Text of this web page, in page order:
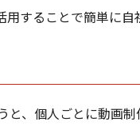
することで簡単に自
と、個人ごとに動画